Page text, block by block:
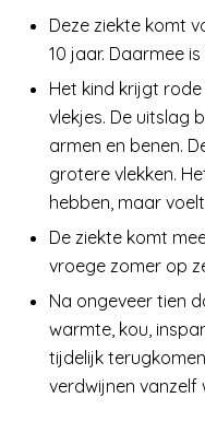
Deze ziekte komt
10 jaar. Daarmee
Het kind krijgt
vlekjes. De uitslag
armen en benen.
grotere vlekken.
hebben, maar
De ziekte komt
vroege zomer op
Na ongeveer tien
warmte, kou,
tijdelijk
verdwijnen vanzelf